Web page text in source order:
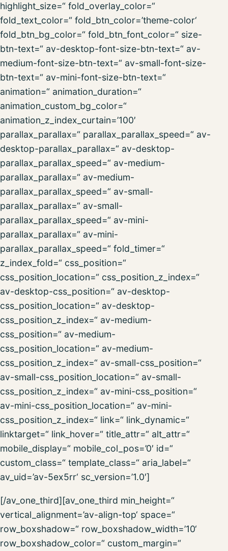
highlight_size=“ fold_overlay_color=“
fold_text_color=“ fold_btn_color=’theme-color‘
fold_btn_bg_color=“ fold_btn_font_color=“ size-
btn-text=“ av-desktop-font-size-btn-text=“ av-
medium-font-size-btn-text=“ av-small-font-size-
btn-text=“ av-mini-font-size-btn-text=“
animation=“ animation_duration=“
animation_custom_bg_color=“
animation_z_index_curtain=’100′
parallax_parallax=“ parallax_parallax_speed=“ av-
desktop-parallax_parallax=“ av-desktop-
parallax_parallax_speed=“ av-medium-
parallax_parallax=“ av-medium-
parallax_parallax_speed=“ av-small-
parallax_parallax=“ av-small-
parallax_parallax_speed=“ av-mini-
parallax_parallax=“ av-mini-
parallax_parallax_speed=“ fold_timer=“
z_index_fold=“ css_position=“
css_position_location=“ css_position_z_index=“
av-desktop-css_position=“ av-desktop-
css_position_location=“ av-desktop-
css_position_z_index=“ av-medium-
css_position=“ av-medium-
css_position_location=“ av-medium-
css_position_z_index=“ av-small-css_position=“
av-small-css_position_location=“ av-small-
css_position_z_index=“ av-mini-css_position=“
av-mini-css_position_location=“ av-mini-
css_position_z_index=“ link=“ link_dynamic=“
linktarget=“ link_hover=“ title_attr=“ alt_attr=“
mobile_display=“ mobile_col_pos=’0′ id=“
custom_class=“ template_class=“ aria_label=“
av_uid=’av-5ex5rr‘ sc_version=’1.0′]
[/av_one_third][av_one_third min_height=“
vertical_alignment=’av-align-top‘ space=“
row_boxshadow=“ row_boxshadow_width=’10‘
row_boxshadow_color=“ custom_margin=“